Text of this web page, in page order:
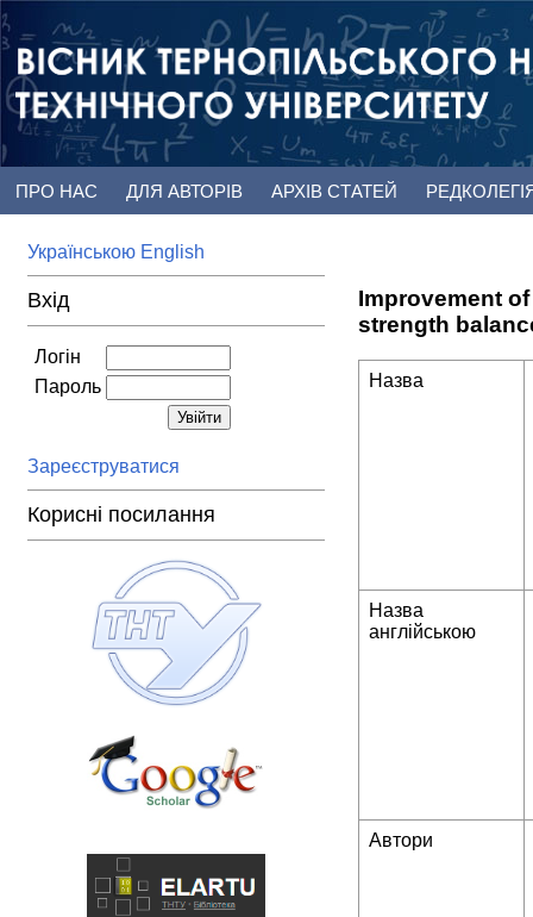
ПРО НАС ДЛЯ АВТОРІВ АРХІВ СТАТЕЙ
Українською English
Вхід
Логін
Пароль
Зареєструватися
Корисні посилання
Improvement
strength
Назва
Назва
англійською
Автори